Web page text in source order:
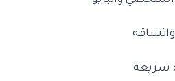
واتساقه
سريعة